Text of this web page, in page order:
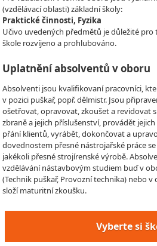
(vzdělávací oblasti) základní školy:
Praktické činnosti, Fyzika
Učivo uvedených předmětů je důležité
škole rozvíjeno a prohlubováno.
Uplatnění absolventů v oboru
Absolventi jsou kvalifikovaní pracovníci,
v pozici puškař, popř. dělmistr. Jsou
ošetřovat, opravovat, zkoušet a revidovat
zbraně a jejich příslušenství, provádět
přání klientů, vyrábět, dokončovat a
dovednostem přesné nástrojařské práce
jakékoli přesné strojírenské výrobě.
vzdělávání nástavbovým studiem buď v
(Technik puškař, Provozní technika) nebo
složí maturitní zkoušku.
Vyberte si